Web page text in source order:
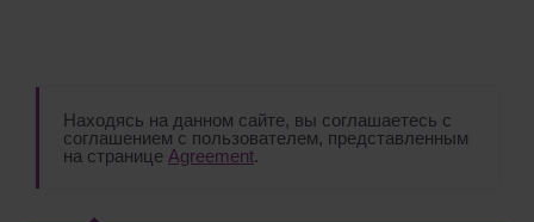
Находясь на данном сайте, вы соглашаетесь с
соглашением с пользователем, представленным
на странице Agreement.